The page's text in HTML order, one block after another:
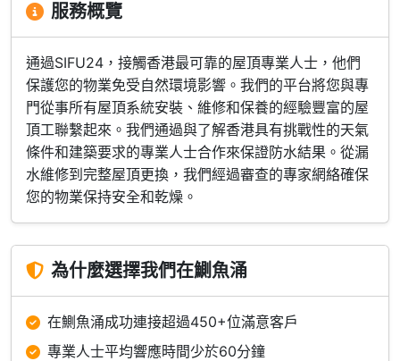
服務概覽
通過SIFU24，接觸香港最可靠的屋頂專業人士，他們
保護您的物業免受自然環境影響。我們的平台將您與專
門從事所有屋頂系統安裝、維修和保養的經驗豐富的屋
頂工聯繫起來。我們通過與了解香港具有挑戰性的天氣
條件和建築要求的專業人士合作來保證防水結果。從漏
水維修到完整屋頂更換，我們經過審查的專家網絡確保
您的物業保持安全和乾燥。
為什麼選擇我們在鰂魚涌
在鰂魚涌成功連接超過450+位滿意客戶
專業人士平均響應時間少於60分鐘